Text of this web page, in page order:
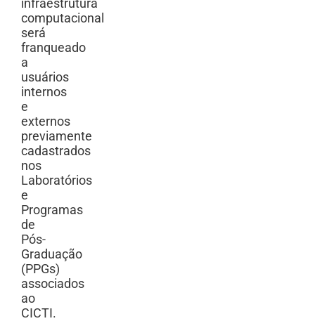
infraestrutura
computacional
será
franqueado
a
usuários
internos
e
externos
previamente
cadastrados
nos
Laboratórios
e
Programas
de
Pós-
Graduação
(PPGs)
associados
ao
CICTI.